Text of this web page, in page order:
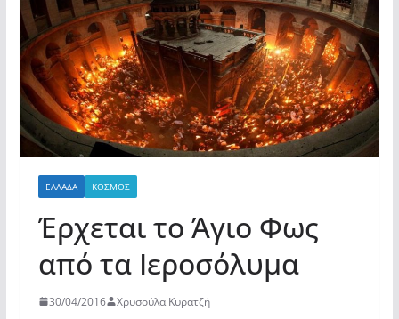
ΕΛΛΆΔΑ ΚΌΣΜΟΣ
Έρχεται το Άγιο Φως
από τα Ιεροσόλυμα
30/04/2016 Χρυσούλα Κυρατζή